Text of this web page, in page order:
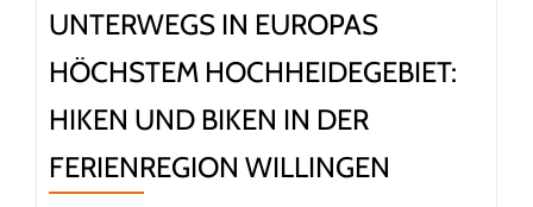
den
wandern?
In
bietet
UNTERWEGS IN EUROPAS
HÖCHSTEM HOCHHEIDEGEBIET:
HIKEN UND BIKEN IN DER
FERIENREGION WILLINGEN